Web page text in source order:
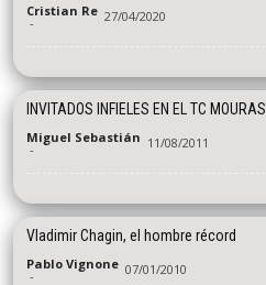
Cristian Re
- 27/04/2020
INVITADOS INFIELES EN EL TC MOURAS
Miguel Sebastián
- 11/08/2011
Vladimir Chagin, el hombre récord
Pablo Vignone
- 07/01/2010